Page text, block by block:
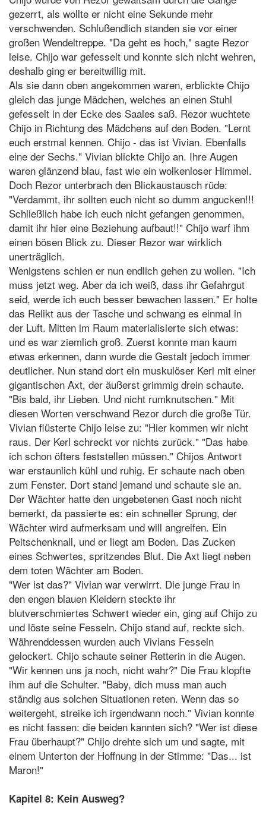
gezerrt, als wollte er nicht eine Sekunde mehr
verschwenden. Schlußendlich standen sie vor einer
großen Wendeltreppe. "Da geht es hoch," sagte Rezor
leise. Chijo war gefesselt und konnte sich nicht wehren,
deshalb ging er bereitwillig mit.
Als sie dann oben angekommen waren, erblickte Chijo
gleich das junge Mädchen, welches an einen Stuhl
gefesselt in der Ecke des Saales saß. Rezor wuchtete
Chijo in Richtung des Mädchens auf den Boden. "Lernt
euch erstmal kennen. Chijo - das ist Vivian. Ebenfalls
eine der Sechs." Vivian blickte Chijo an. Ihre Augen
waren glänzend blau, fast wie ein wolkenloser Himmel.
Doch Rezor unterbrach den Blickaustausch rüde:
"Verdammt, ihr sollten euch nicht so dumm angucken!!!
Schließlich habe ich euch nicht gefangen genommen,
damit ihr hier eine Beziehung aufbaut!!" Chijo warf ihm
einen bösen Blick zu. Dieser Rezor war wirklich
unerträglich.
Wenigstens schien er nun endlich gehen zu wollen. "Ich
muss jetzt weg. Aber da ich weiß, dass ihr Gefahrgut
seid, werde ich euch besser bewachen lassen." Er holte
das Relikt aus der Tasche und schwang es einmal in
der Luft. Mitten im Raum materialisierte sich etwas:
und es war ziemlich groß. Zuerst konnte man kaum
etwas erkennen, dann wurde die Gestalt jedoch immer
deutlicher. Nun stand dort ein muskulöser Kerl mit einer
gigantischen Axt, der äußerst grimmig drein schaute.
"Bis bald, ihr Lieben. Und nicht rumknutschen." Mit
diesen Worten verschwand Rezor durch die große Tür.
Vivian flüsterte Chijo leise zu: "Hier kommen wir nicht
raus. Der Kerl schreckt vor nichts zurück." "Das habe
ich schon öfters feststellen müssen." Chijos Antwort
war erstaunlich kühl und ruhig. Er schaute nach oben
zum Fenster. Dort stand jemand und schaute sie an.
Der Wächter hatte den ungebetenen Gast noch nicht
bemerkt, da passierte es: ein schneller Sprung, der
Wächter wird aufmerksam und will angreifen. Ein
Peitschenknall, und er liegt am Boden. Das Zucken
eines Schwertes, spritzendes Blut. Die Axt liegt neben
dem toten Wächter am Boden.
"Wer ist das?" Vivian war verwirrt. Die junge Frau in
den engen blauen Kleidern steckte ihr
blutverschmiertes Schwert wieder ein, ging auf Chijo zu
und löste seine Fesseln. Chijo stand auf, reckte sich.
Währenddessen wurden auch Vivians Fesseln
gelockert. Chijo schaute seiner Retterin in die Augen.
"Wir kennen uns ja noch, nicht wahr?" Die Frau klopfte
ihm auf die Schulter. "Baby, dich muss man auch
ständig aus solchen Situationen reten. Wenn das so
weitergeht, streike ich irgendwann noch." Vivian konnte
es nicht fassen: die beiden kannten sich? "Wer ist diese
Frau überhaupt?" Chijo drehte sich um und sagte, mit
einem Unterton der Hoffnung in der Stimme: "Das... ist
Maron!"
Kapitel 8: Kein Ausweg?